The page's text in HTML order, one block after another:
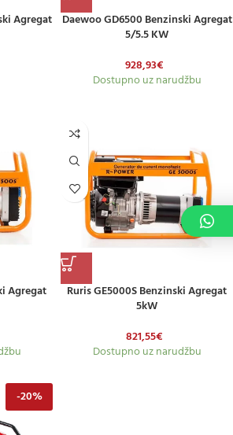
Agregat
Daewoo GD6500 Benzinski Agregat
5/5.5 KW
928,93€
Dostupno uz narudžbu
Agregat
Ruris GE5000S Benzinski Agregat
5kW
821,55€
Dostupno uz narudžbu
-20%